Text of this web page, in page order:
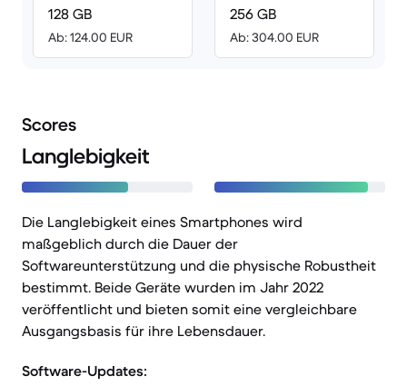
128 GB
Ab: 124.00 EUR
256 GB
Ab: 304.00 EUR
Scores
Langlebigkeit
Die Langlebigkeit eines Smartphones wird
maßgeblich durch die Dauer der
Softwareunterstützung und die physische Robustheit
bestimmt. Beide Geräte wurden im Jahr 2022
veröffentlicht und bieten somit eine vergleichbare
Ausgangsbasis für ihre Lebensdauer.
Software-Updates: